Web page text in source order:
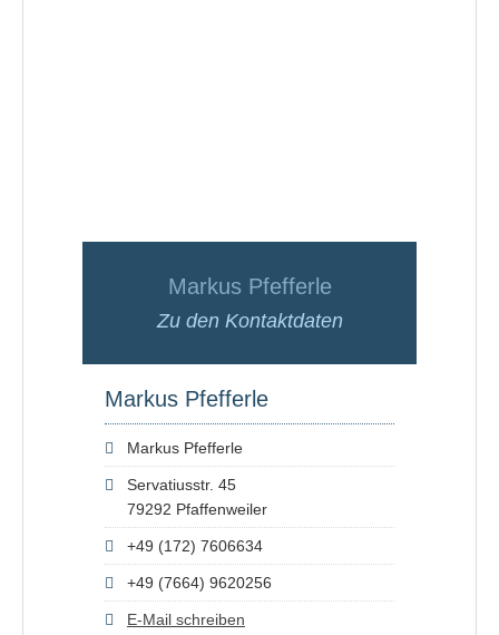
Markus Pfefferle
Zu den Kontaktdaten
Markus Pfefferle
Markus Pfefferle
Servatiusstr. 45
79292 Pfaffenweiler
+49 (172) 7606634
+49 (7664) 9620256
E-Mail schreiben